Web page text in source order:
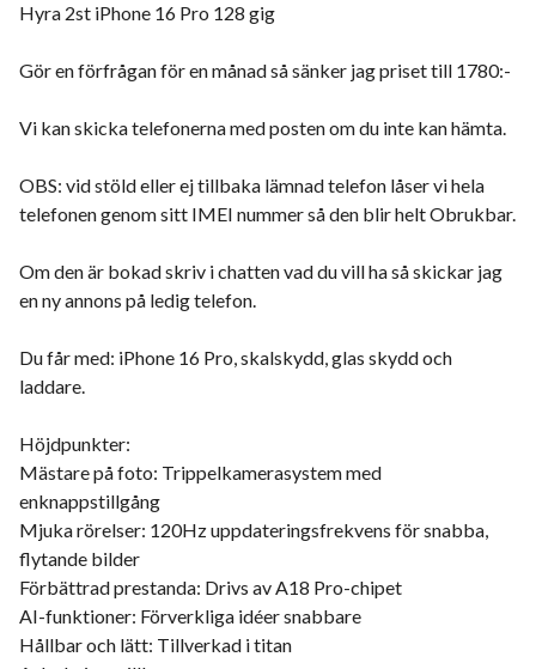
Hyra 2st iPhone 16 Pro 128 gig
Gör en förfrågan för en månad så sänker jag priset till 1780:-
Vi kan skicka telefonerna med posten om du inte kan hämta.
OBS: vid stöld eller ej tillbaka lämnad telefon låser vi hela
telefonen genom sitt IMEI nummer så den blir helt Obrukbar.
Om den är bokad skriv i chatten vad du vill ha så skickar jag
en ny annons på ledig telefon.
Du får med: iPhone 16 Pro, skalskydd, glas skydd och
laddare.
Höjdpunkter:
Mästare på foto: Trippelkamerasystem med
enknappstillgång
Mjuka rörelser: 120Hz uppdateringsfrekvens för snabba,
flytande bilder
Förbättrad prestanda: Drivs av A18 Pro-chipet
AI-funktioner: Förverkliga idéer snabbare
Hållbar och lätt: Tillverkad i titan